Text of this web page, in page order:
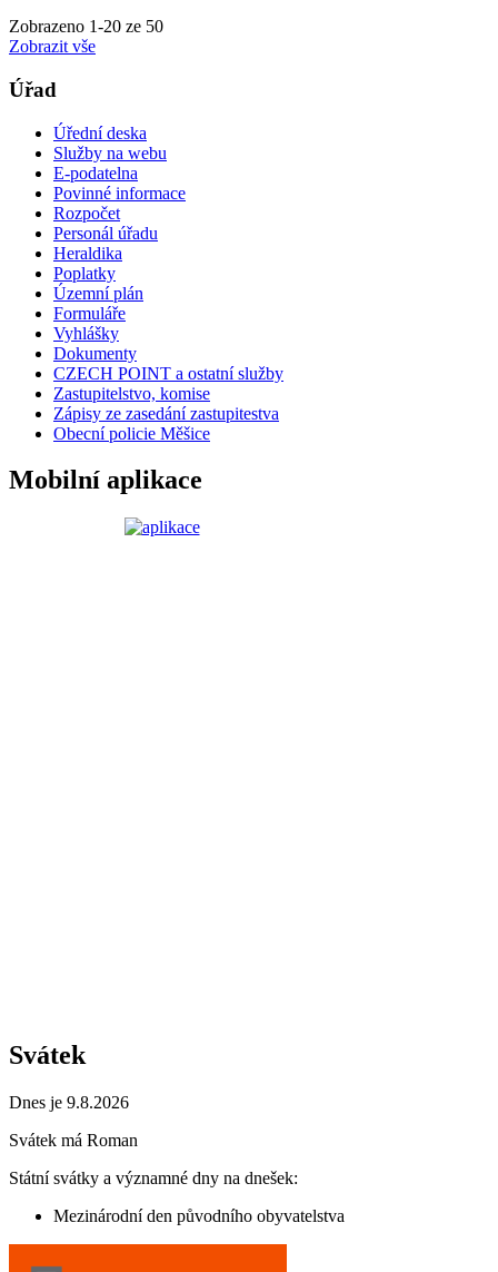
Zobrazeno 1-20 ze 50
Zobrazit vše
Úřad
Úřední deska
Služby na webu
E-podatelna
Povinné informace
Rozpočet
Personál úřadu
Heraldika
Poplatky
Územní plán
Formuláře
Vyhlášky
Dokumenty
CZECH POINT a ostatní služby
Zastupitelstvo, komise
Zápisy ze zasedání zastupitestva
Obecní policie Měšice
Mobilní aplikace
Svátek
Dnes je 9.8.2026
Svátek má Roman
Státní svátky a významné dny na dnešek:
Mezinárodní den původního obyvatelstva